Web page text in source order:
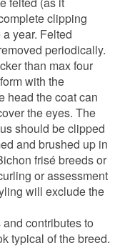
clipping
year. Felted
periodically.
than max four
with the
head the coat can
the eyes. The
should be clipped
and brushed up in
frisé breeds or
or assessment
will exclude the
contributes to
typical of the breed.